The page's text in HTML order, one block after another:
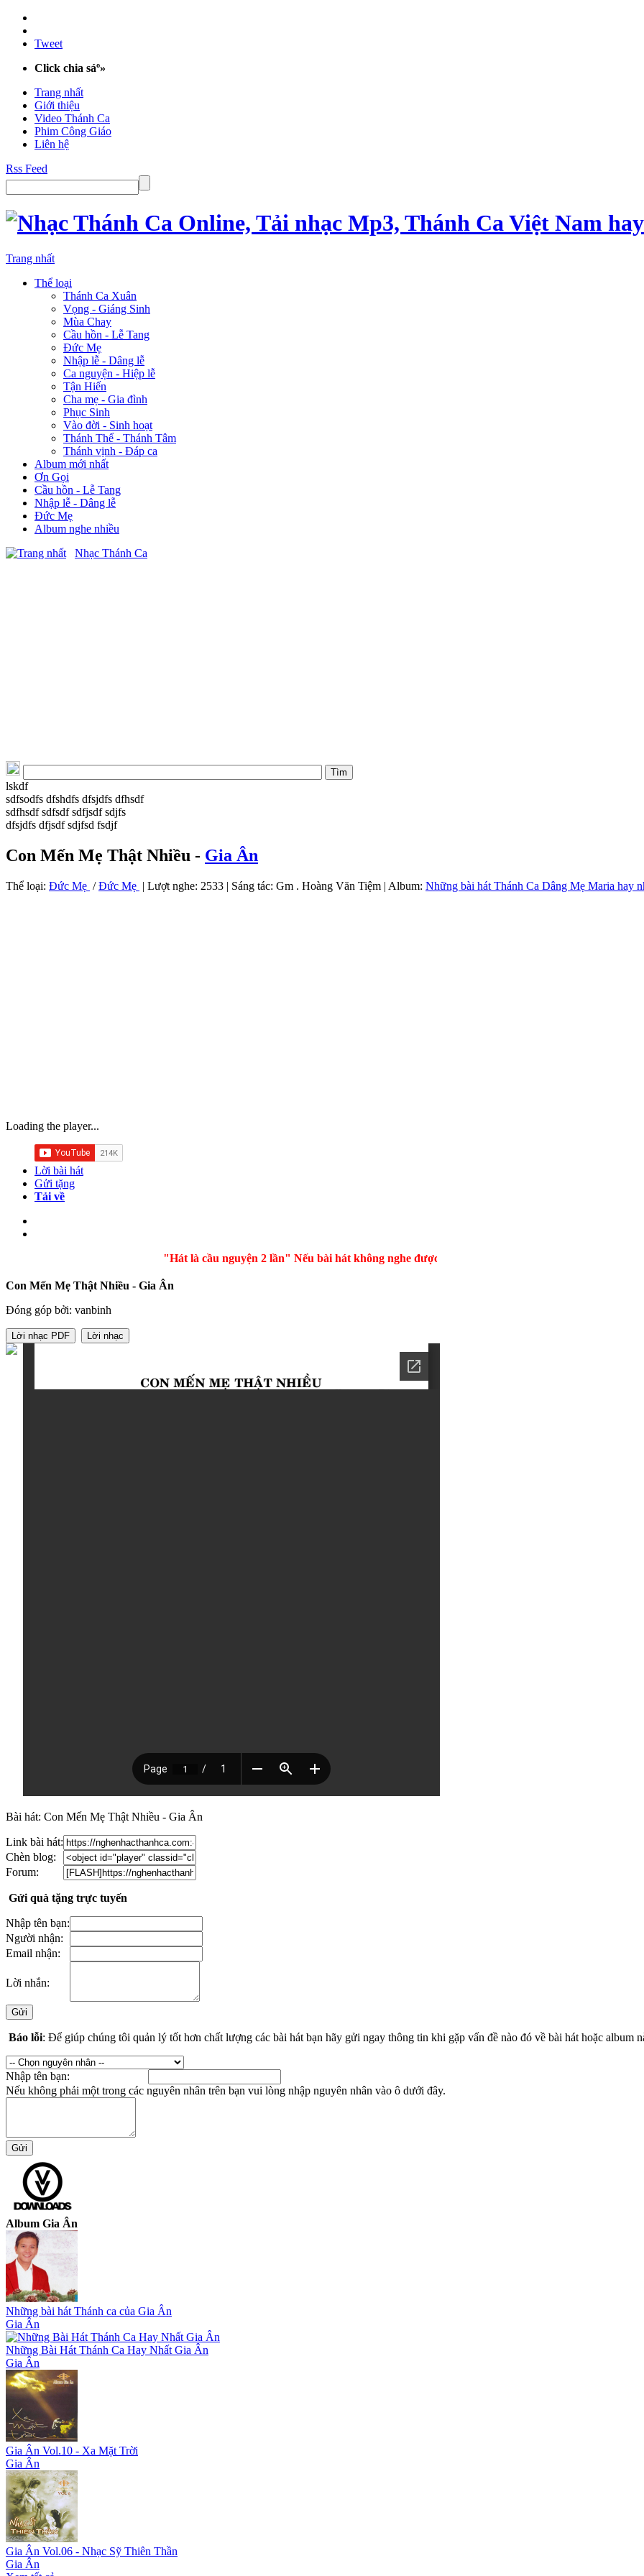
Tweet
Click chia sáº»
Trang nhất
Giới thiệu
Video Thánh Ca
Phim Công Giáo
Liên hệ
Rss Feed
Trang nhất
Thể loại
Thánh Ca Xuân
Vọng - Giáng Sinh
Mùa Chay
Cầu hồn - Lễ Tang
Đức Mẹ
Nhập lễ - Dâng lễ
Ca nguyện - Hiệp lễ
Tận Hiến
Cha mẹ - Gia đình
Phục Sinh
Vào đời - Sinh hoạt
Thánh Thể - Thánh Tâm
Thánh vịnh - Đáp ca
Album mới nhất
Ơn Gọi
Cầu hồn - Lễ Tang
Nhập lễ - Dâng lễ
Đức Mẹ
Album nghe nhiều
Nhạc Thánh Ca
lskdf
sdfsodfs dfshdfs dfsjdfs dfhsdf
sdfhsdf sdfsdf sdfjsdf sdjfs
dfsjdfs dfjsdf sdjfsd fsdjf
Con Mến Mẹ Thật Nhiều - Gia Ân
Thể loại: Đức Mẹ /Đức Mẹ | Lượt nghe: 2533 | Sáng tác: Gm . Hoàng Văn Tiệm | Album: Những bài hát Thánh Ca Dâng Mẹ Maria hay
Loading the player...
Lời bài hát
Gửi tặng
Tải về
"Hát là cầu nguyện 2 lần" Nếu bài hát không nghe được xin báo lỗi giúp chúng con! Cảm ơn
Con Mến Mẹ Thật Nhiều - Gia Ân
Đóng góp bởi: vanbinh
Lời nhạc PDF Lời nhạc
Bài hát: Con Mến Mẹ Thật Nhiều - Gia Ân
Link bài hát:
Chèn blog:
Forum:
Gửi quà tặng trực tuyến
Nhập tên bạn:
Người nhận:
Email nhận:
Lời nhắn:
Báo lỗi: Để giúp chúng tôi quản lý tốt hơn chất lượng các bài hát bạn hãy gửi ngay thông tin khi gặp vấn đề nào đó về bài hát hoặc album
Nhập tên bạn:
Nếu không phải một trong các nguyên nhân trên bạn vui lòng nhập nguyên nhân vào ô dưới đây.
Album Gia Ân
Những bài hát Thánh ca của Gia Ân
Gia Ân
Những Bài Hát Thánh Ca Hay Nhất Gia Ân
Gia Ân
Gia Ân Vol.10 - Xa Mặt Trời
Gia Ân
Gia Ân Vol.06 - Nhạc Sỹ Thiên Thần
Gia Ân